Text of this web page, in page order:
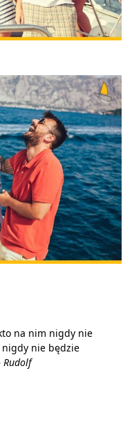
na nim nigdy nie
nigdy nie będzie
Rudolf